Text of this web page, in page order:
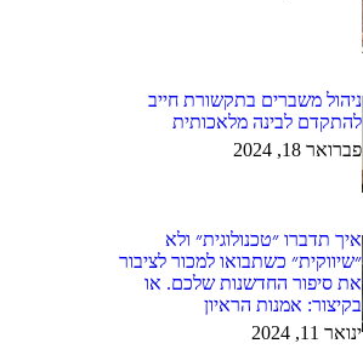
ניהול משברים בתקשורת חייב
להתקדם לבינה מלאכותית
פברואר 18, 2024
איך תדברו ״טכנולוגית״ ולא
״שיווקית״ כשתבואו למכור לציבור
את סיפור החדשנות שלכם. או
בקיצור: אמנות הראיון
ינואר 11, 2024